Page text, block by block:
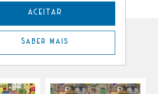
relacionados
ACEITAR
Saber mais